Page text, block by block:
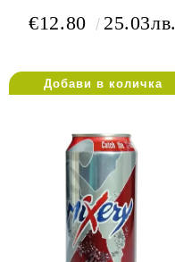
€12.80 25.03лв.